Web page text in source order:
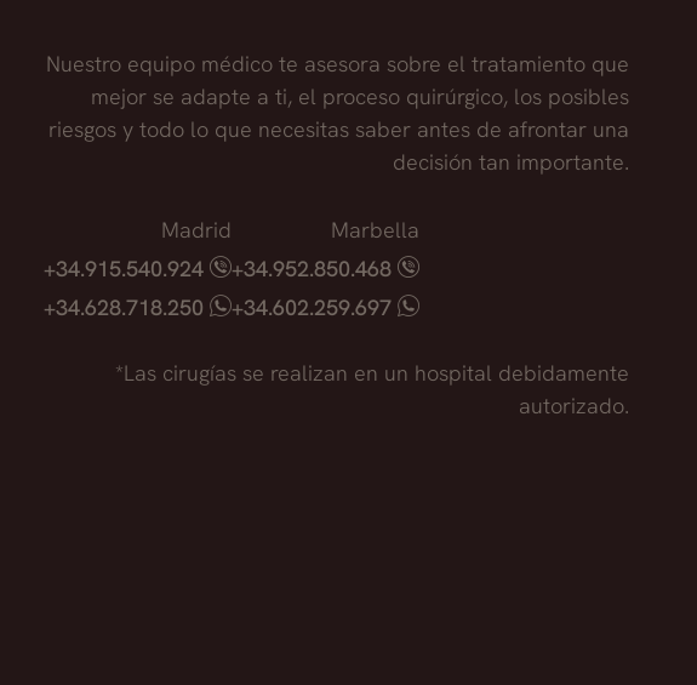
Nuestro equipo médico te asesora sobre el tratamiento que
mejor se adapte a ti, el proceso quirúrgico, los posibles
riesgos y todo lo que necesitas saber antes de afrontar una
decisión tan importante.
Madrid
+34.915.540.924
+34.628.718.250
Marbella
+34.952.850.468
+34.602.259.697
*Las cirugías se realizan en un hospital debidamente
autorizado.